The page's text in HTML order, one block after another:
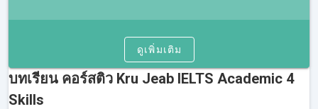
และการเรียนออนไลน์ก็ไม่ได้เป็นอุปสรรคต่อการทำความ
เข้าใจในเนื้อหาการสอน สำหรับใครที่ยังอยู่ในช่วงตัดสินใจ
สามารถทดลองติว IELTS ฟรีก่อนได้โดยไม่มีค่าใช้จ่าย ไม่มี
ข้อผูกมัดใดๆ อยากรู้ว่า skills ไหนครูเจี๊ยบสอนยังไง ไปลอง
เรียนกันได้ในแต่ละหน้าของ skills นั้นๆ เลย
ดูเพิ่มเติม
บทเรียน คอร์สติว Kru Jeab IELTS Academic 4
Skills